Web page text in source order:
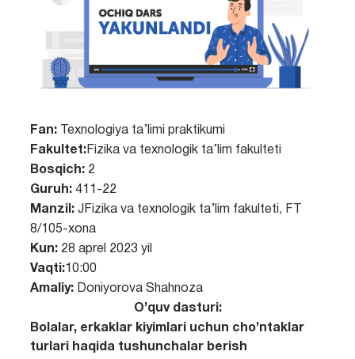
Fan:Texnologiya ta’limi praktikumi
Fakultet:Fizika va texnologik ta’lim fakulteti
Bosqich:2
Guruh:411-22
Manzil:JFizika va texnologik ta’lim fakulteti, FT
8/105-xona
Kun: 28 aprel 2023 yil
Vaqti:10:00
Amaliy:Doniyorova Shahnoza
O’quv dasturi:
Bolalar, erkaklar kiyimlari uchun cho’ntaklar
turlari haqida tushunchalar berish